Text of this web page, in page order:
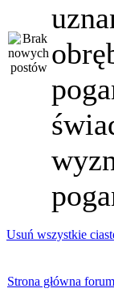
Usuń wszystkie
Strona główna forum